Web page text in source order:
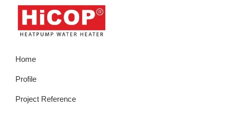
Skip
primary
Skip
Skip
primary
Skip
footer
Water
Heater
Home
Profile
Project Reference